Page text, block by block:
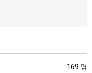
169 명